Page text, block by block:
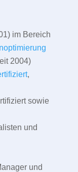
im Bereich
2004)
,
sowie
und
und